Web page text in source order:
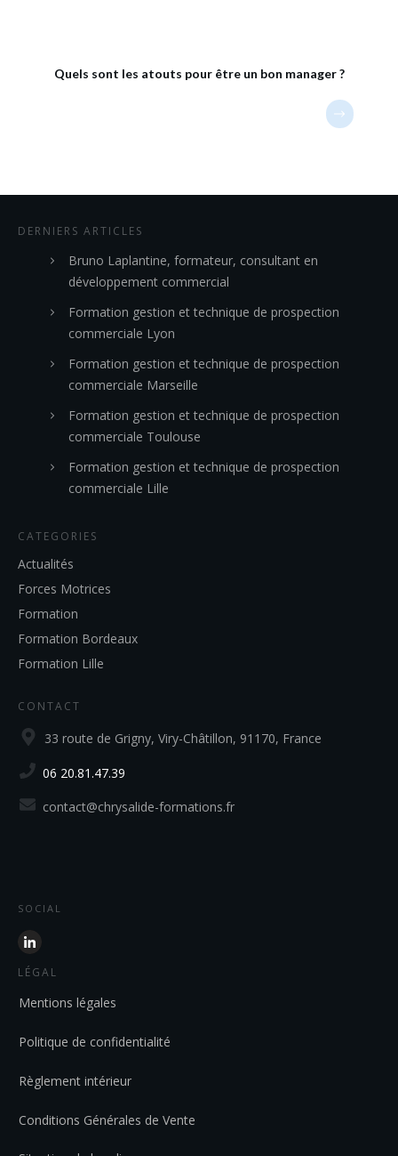
Quels sont les atouts pour être un bon manager ?
DERNIERS ARTICLES
Bruno Laplantine, formateur, consultant en
développement commercial
Formation gestion et technique de prospection
commerciale Lyon
Formation gestion et technique de prospection
commerciale Marseille
Formation gestion et technique de prospection
commerciale Toulouse
Formation gestion et technique de prospection
commerciale Lille
CATEGORIES
Actualités
Forces Motrices
Formation
Formation Bordeaux
Formation Lille
CONTACT
33 route de Grigny, Viry-Châtillon, 91170, France
06 20.81.47.39
contact@chrysalide-formations.fr
SOCIAL
LÉGAL
Mentions légales
Politique de confidentialité
Règlement intérieur
Conditions Générales de Vente